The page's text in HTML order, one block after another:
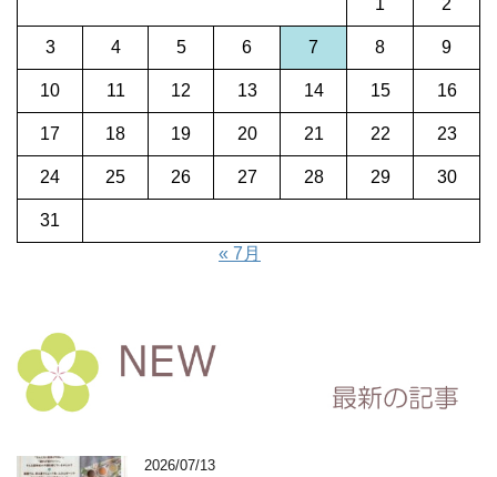
3 4 5 6 7 8 9
10 11 12 13 14 15 16
17 18 19 20 21 22 23
24 25 26 27 28 29 30
31
« 7月
2026/07/13